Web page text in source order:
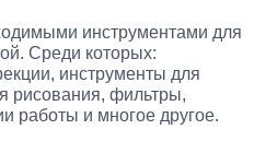
инструментами для
Среди которых:
инструменты для
рисования, фильтры,
работы и многое другое.